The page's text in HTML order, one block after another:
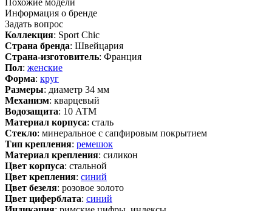
Похожие модели
Информация о бренде
Задать вопрос
Коллекция: Sport Chic
Страна бренда: Швейцария
Страна-изготовитель: Франция
Пол: женские
Форма: круг
Размеры: диаметр 34 мм
Механизм: кварцевый
Водозащита: 10 АТМ
Материал корпуса: сталь
Стекло: минеральное с сапфировым покрытием
Тип крепления: ремешок
Материал крепления: силикон
Цвет корпуса: стальной
Цвет крепления: синий
Цвет безеля: розовое золото
Цвет циферблата: синий